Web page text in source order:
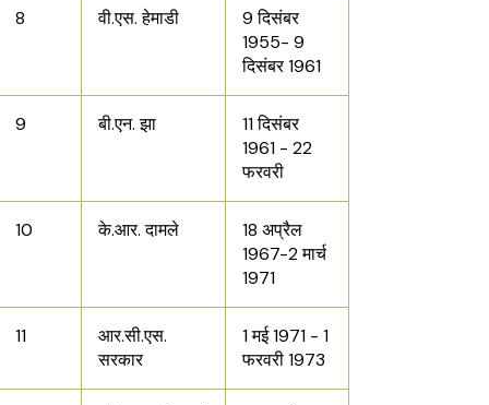
8 वी.एस. हेमाडी
9 दिसंबर
1955- 9
दिसंबर 1961
9 बी.एन. झा
11 दिसंबर
1961 - 22
फरवरी
10 के.आर. दामले
18 अप्रैल
1967-2 मार्च
1971
11
आर.सी.एस.
सरकार
1 मई 1971 - 1
फरवरी 1973